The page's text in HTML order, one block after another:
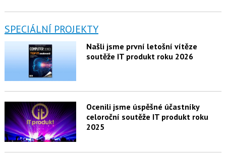
SPECIÁLNÍ PROJEKTY
Našli jsme první letošní vítěze
soutěže IT produkt roku 2026
Ocenili jsme úspěšné účastníky
celoroční soutěže IT produkt roku
2025